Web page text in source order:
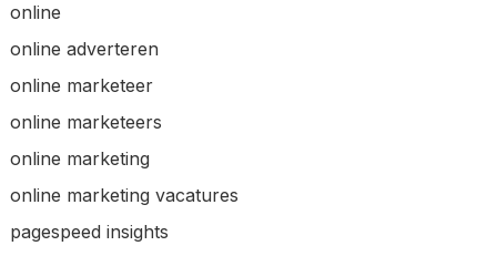
online
online adverteren
online marketeer
online marketeers
online marketing
online marketing vacatures
pagespeed insights